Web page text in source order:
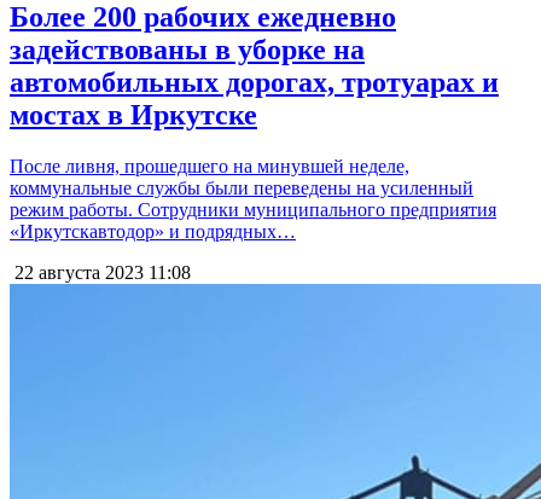
Более 200 рабочих ежедневно
задействованы в уборке на
автомобильных дорогах, тротуарах и
мостах в Иркутске
После ливня, прошедшего на минувшей неделе,
коммунальные службы были переведены на усиленный
режим работы. Сотрудники муниципального предприятия
«Иркутскавтодор» и подрядных…
22 августа 2023 11:08